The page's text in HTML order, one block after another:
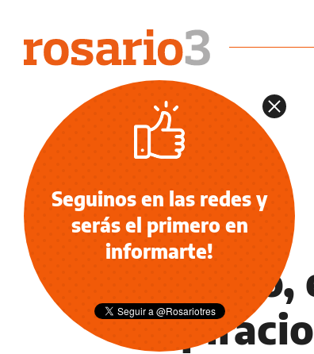
IA, EMPLEO Y EDUCACIÓN
Seguinos en las redes y
serás el primero en
informarte!